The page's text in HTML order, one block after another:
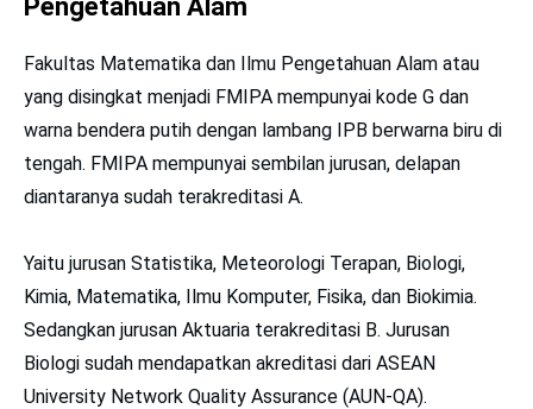
Pengetahuan Alam
Fakultas Matematika dan Ilmu Pengetahuan Alam atau
yang disingkat menjadi FMIPA mempunyai kode G dan
warna bendera putih dengan lambang IPB berwarna biru di
tengah. FMIPA mempunyai sembilan jurusan, delapan
diantaranya sudah terakreditasi A.
Yaitu jurusan Statistika, Meteorologi Terapan, Biologi,
Kimia, Matematika, Ilmu Komputer, Fisika, dan Biokimia.
Sedangkan jurusan Aktuaria terakreditasi B. Jurusan
Biologi sudah mendapatkan akreditasi dari ASEAN
University Network Quality Assurance (AUN-QA).